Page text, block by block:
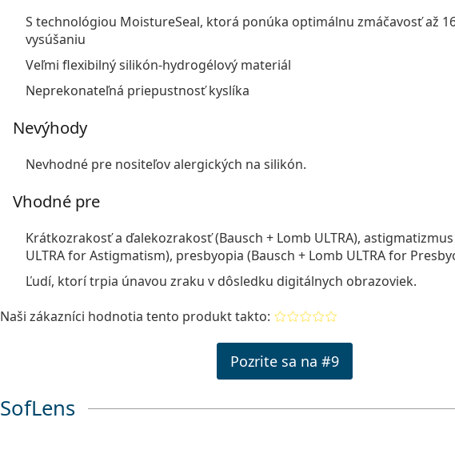
SofLens
S technológiou MoistureSeal, ktorá ponúka optimálnu zmáčavosť až
vysúšaniu
Veľmi flexibilný silikón-hydrogélový materiál
Neprekonateľná priepustnosť kyslíka
Nevýhody
Nevhodné pre nositeľov alergických na silikón.
Vhodné pre
Krátkozrakosť a ďalekozrakosť (Bausch + Lomb ULTRA),
ULTRA for Astigmatism), presbyopia (Bausch + Lomb ULTRA for
Ľudí, ktorí trpia únavou zraku v dôsledku digitálnych obrazoviek.
Naši zákazníci hodnotia tento produkt takto:
Pozrite sa na #9